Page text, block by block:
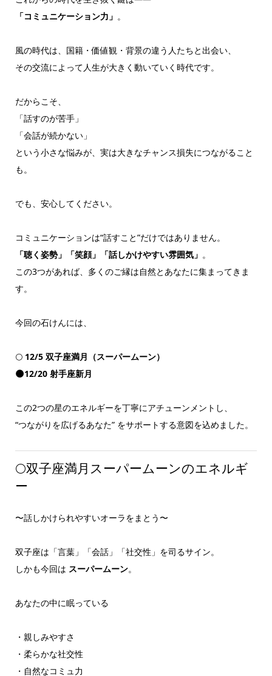
「コミュニケーション力」 。
風の時代は、国籍・価値観・背景の違う人たちと出会い、
その交流によって人生が大きく動いていく時代です。
だからこそ、
「話すのが苦手」
「会話が続かない」
という小さな悩みが、実は大きなチャンス損失につながること
も。
でも、安心してください。
コミュニケーションは“話すこと”だけではありません。
「聴く姿勢」「笑顔」「話しかけやすい雰囲気」 。
この3つがあれば、多くのご縁は自然とあなたに集まってきま
す。
今回の石けんには、
🌕 12/5 双子座満月（スーパームーン）
🌑12/20 射手座新月
この2つの星のエネルギーを丁寧にアチューンメントし、
“つながりを広げるあなた” をサポートする意図を込めました。
🌕双子座満月スーパームーンのエネルギ
ー
〜話しかけられやすいオーラをまとう〜
双子座は「言葉」「会話」「社交性」を司るサイン。
しかも今回は スーパームーン。
あなたの中に眠っている
・親しみやすさ
・柔らかな社交性
・自然なコミュ力